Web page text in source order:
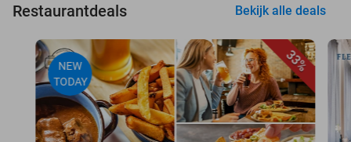
Restaurantdeals Bekijk alle deals
33%
NEW
TODAY